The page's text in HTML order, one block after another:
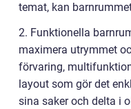
temat, kan
2. Funktionella
maximera utrymmet
förvaring,
layout som gör det
sina saker och delta i